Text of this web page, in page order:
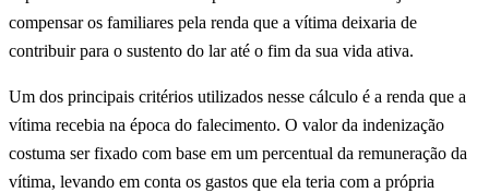
compensar os familiares pela renda que a vítima deixaria de
contribuir para o sustento do lar até o fim da sua vida ativa.
Um dos principais critérios utilizados nesse cálculo é a renda que a
vítima recebia na época do falecimento. O valor da indenização
costuma ser fixado com base em um percentual da remuneração da
vítima, levando em conta os gastos que ela teria com a própria